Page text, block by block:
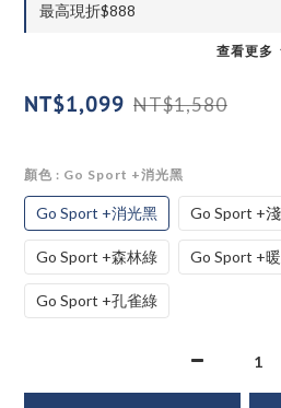
最高現折$888
查看更多
NT$1,099 NT$1,580
顏色 : Go Sport +消光黑
Go Sport +消光黑 Go Sport +
Go Sport +森林綠 Go Sport +
Go Sport +孔雀綠